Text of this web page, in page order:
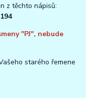
z těchto nápisů:
"PJ", nebude
starého řemene